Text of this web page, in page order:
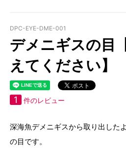
DPC-EYE-DME-001
デメニギスの目
えてください】
1 件のレビュー
深海魚デメニギスから取り出した
の目です。